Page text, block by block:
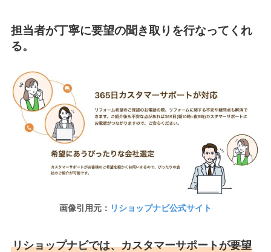
担当者が丁寧に要望の聞き取りを行なってくれ
る。
画像引用元： リショップナビ公式サイト
リショップナビでは、カスタマーサポートが要望